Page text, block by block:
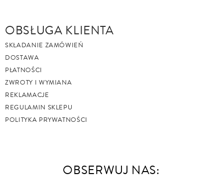
OBSŁUGA KLIENTA
SKŁADANIE ZAMÓWIEŃ
DOSTAWA
PŁATNOŚCI
ZWROTY I WYMIANA
REKLAMACJE
REGULAMIN SKLEPU
POLITYKA PRYWATNOŚCI
OBSERWUJ NAS: